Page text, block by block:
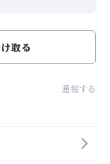
取る
通報する